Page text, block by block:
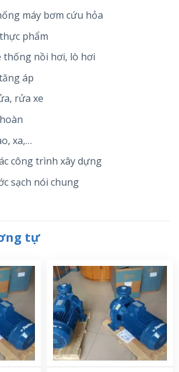
máy bơm cứu hỏa
phẩm
thống nồi hơi, lò hơi
áp
rửa xe
xa,…
công trình xây dựng
sạch nói chung
tự